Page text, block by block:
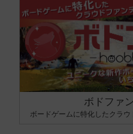
ボドファン
ボードゲームに特化したクラ